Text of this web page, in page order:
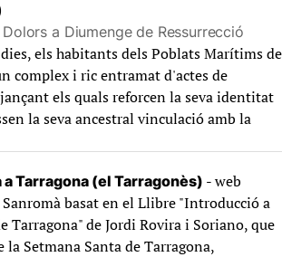
a Diumenge de Ressurrecció
els habitants dels Poblats Marítims de
complex i ric entramat d'actes de
els quals reforcen la seva identitat
la seva ancestral vinculació amb la
a Tarragona (el Tarragonès) - web
basat en el Llibre "Introducció a
Tarragona" de Jordi Rovira i Soriano, que
Setmana Santa de Tarragona,